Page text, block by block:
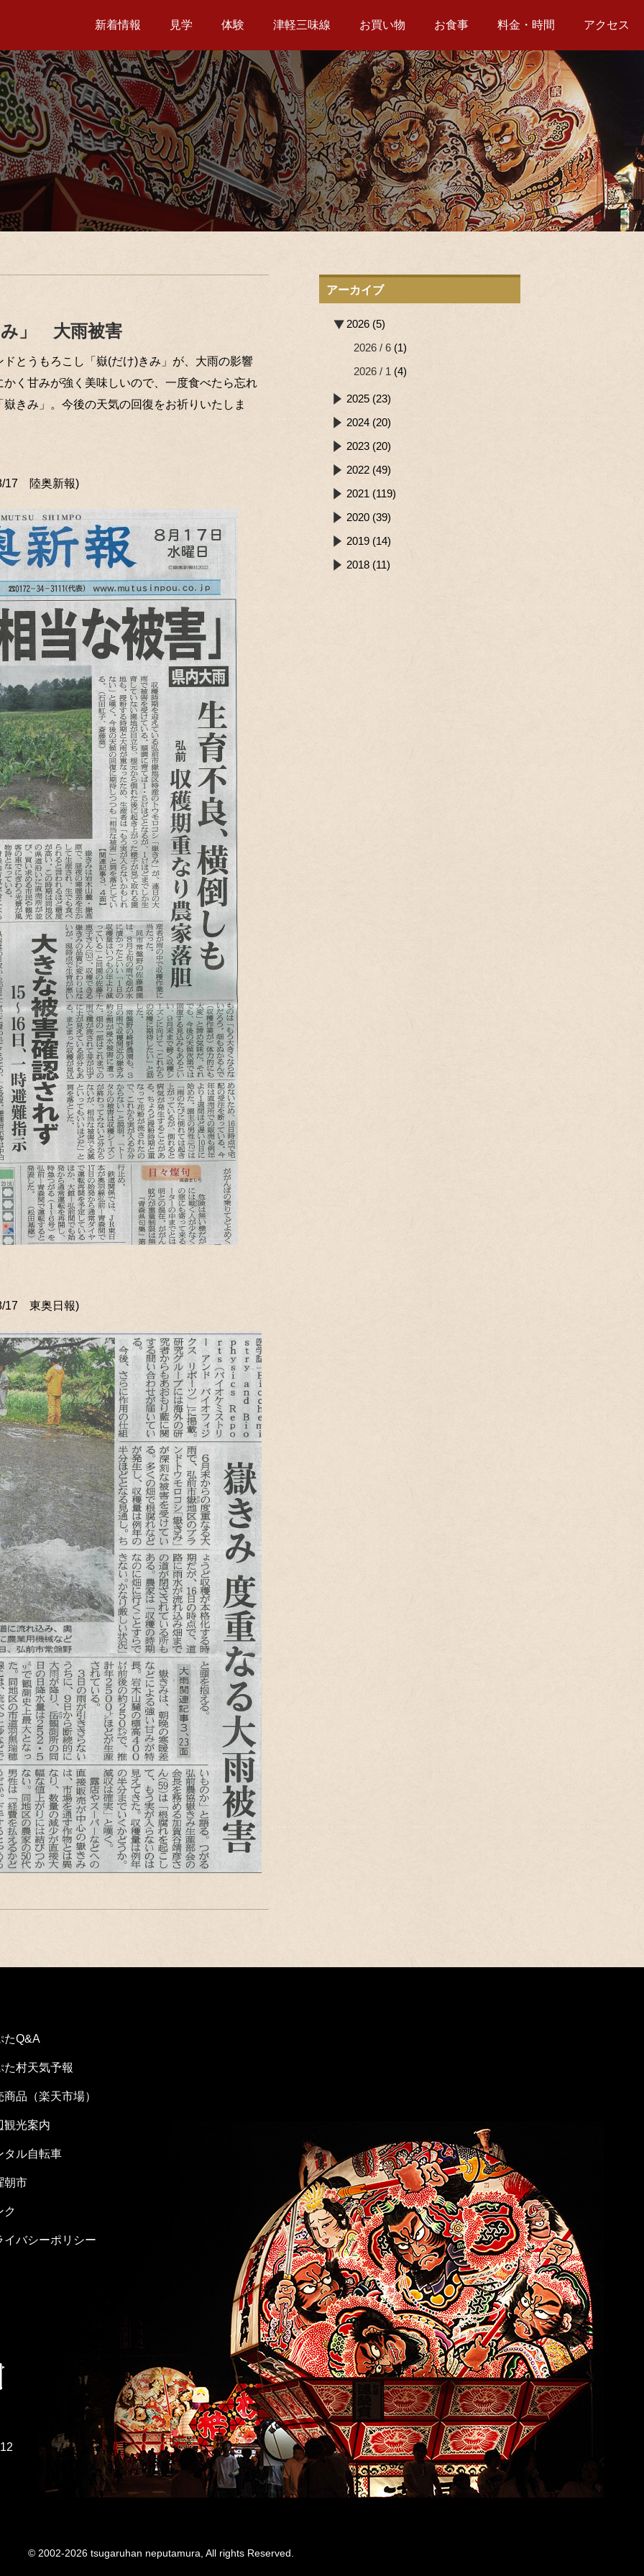
新着情報 見学 体験 津軽三味線 お買い物 お食事 料金・時間 アクセス
み」 大雨被害
とうもろこし「嶽(だけ)きみ」が、大雨の影響
く甘みが強く美味しいので、一度食べたら忘れ
きみ」。今後の天気の回復をお祈りいたしま
17 陸奥新報)
17 東奥日報)
アーカイブ
2026 (5)
2026 / 6 (1)
2026 / 1 (4)
2025 (23)
2024 (20)
2023 (20)
2022 (49)
2021 (119)
2020 (39)
2019 (14)
2018 (11)
たQ&A
た村天気予報
商品（楽天市場）
観光案内
タル自転車
朝市
ク
イバシーポリシー
© 2002-2026 tsugaruhan neputamura, All rights Reserved.